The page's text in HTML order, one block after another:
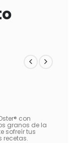
con
granos de la
sofreír tus
recetas.